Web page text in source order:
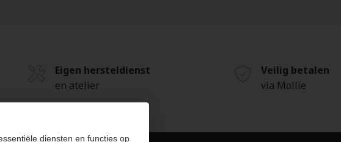
Eigen hersteldienst
en atelier
Veilig betalen
via Mollie
diensten en functies op